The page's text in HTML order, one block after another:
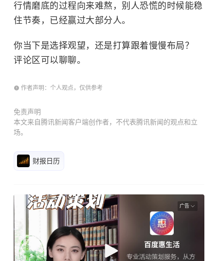
行情磨底的过程向来难熬，别人恐慌的时候能稳
住节奏，已经赢过大部分人。
你当下是选择观望，还是打算跟着慢慢布局？
评论区可以聊聊。
作者声明：个人观点，仅供参考
免责声明
本文来自腾讯新闻客户端创作者，不代表腾讯新闻的观点和立
场。
财报日历
广告